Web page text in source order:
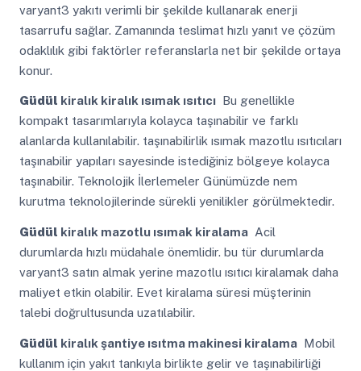
varyant3 yakıtı verimli bir şekilde kullanarak enerji
tasarrufu sağlar. Zamanında teslimat hızlı yanıt ve çözüm
odaklılık gibi faktörler referanslarla net bir şekilde ortaya
konur.
Güdül kiralık kiralık ısımak ısıtıcıBu genellikle
kompakt tasarımlarıyla kolayca taşınabilir ve farklı
alanlarda kullanılabilir. taşınabilirlik ısımak mazotlu ısıtıcıları
taşınabilir yapıları sayesinde istediğiniz bölgeye kolayca
taşınabilir. Teknolojik İlerlemeler Günümüzde nem
kurutma teknolojilerinde sürekli yenilikler görülmektedir.
Güdül kiralık mazotlu ısımak kiralamaAcil
durumlarda hızlı müdahale önemlidir. bu tür durumlarda
varyant3 satın almak yerine mazotlu ısıtıcı kiralamak daha
maliyet etkin olabilir. Evet kiralama süresi müşterinin
talebi doğrultusunda uzatılabilir.
Güdül kiralık şantiye ısıtma makinesi kiralamaMobil
kullanım için yakıt tankıyla birlikte gelir ve taşınabilirliği